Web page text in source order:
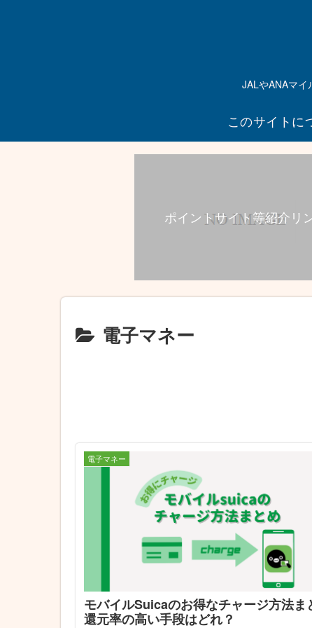
JALやANAマ
このサイトに
ポイントサイト等紹介リ
電子マネー
電子マネー
モバイルSuicaのお得なチャージ方法
還元率の高い手段はどれ？